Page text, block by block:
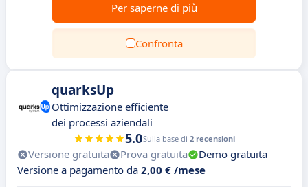
Per saperne di più
Confronta
quarksUp
Ottimizzazione efficiente
dei processi aziendali
5.0Sulla base di 2 recensioni
Versione gratuita Prova gratuita
Demo gratuita
Versione a pagamento da 2,00 € /mese